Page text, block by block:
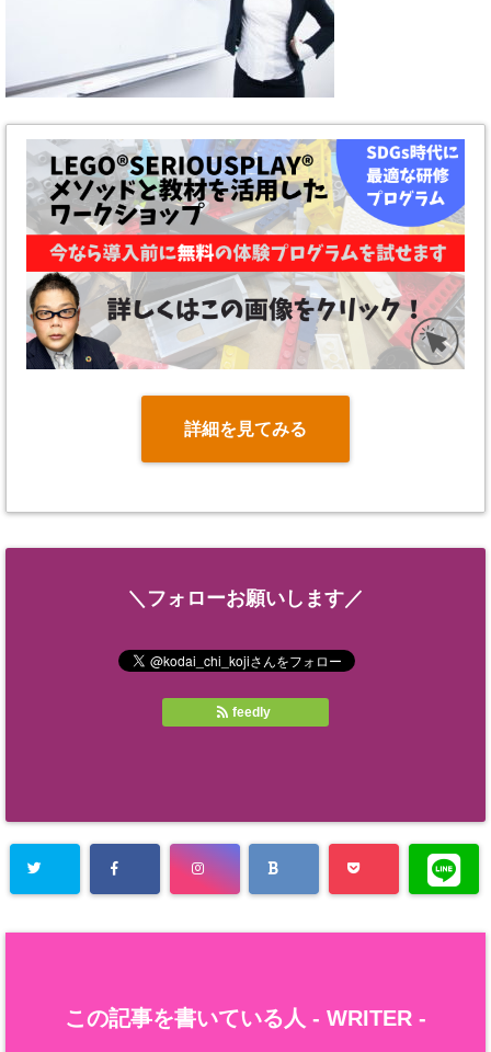
詳細を見てみる
＼フォローお願いします／
feedly
この記事を書いている人 - WRITER -